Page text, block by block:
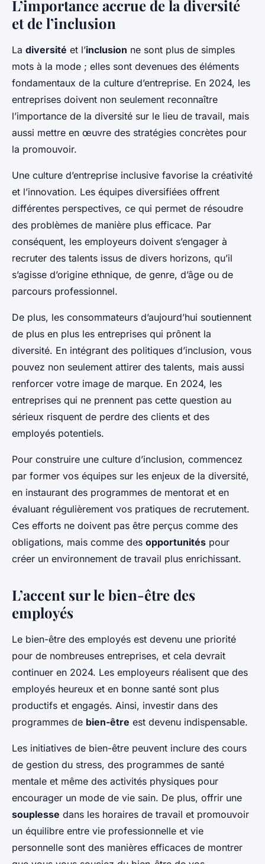
L’importance accrue de la diversité
et de l’inclusion
La diversité et l’inclusion ne sont plus de simples
mots à la mode ; elles sont devenues des éléments
fondamentaux de la culture d’entreprise. En 2024, les
entreprises doivent non seulement reconnaître
l’importance de la diversité sur le lieu de travail, mais
aussi mettre en œuvre des stratégies concrètes pour
la promouvoir.
Une culture d’entreprise inclusive favorise la créativité
et l’innovation. Les équipes diversifiées offrent
différentes perspectives, ce qui permet de résoudre
des problèmes de manière plus efficace. Par
conséquent, les employeurs doivent s’engager à
recruter des talents issus de divers horizons, qu’il
s’agisse d’origine ethnique, de genre, d’âge ou de
parcours professionnel.
De plus, les consommateurs d’aujourd’hui soutiennent
de plus en plus les entreprises qui prônent la
diversité. En intégrant des politiques d’inclusion, vous
pouvez non seulement attirer des talents, mais aussi
renforcer votre image de marque. En 2024, les
entreprises qui ne prennent pas cette question au
sérieux risquent de perdre des clients et des
employés potentiels.
Pour construire une culture d’inclusion, commencez
par former vos équipes sur les enjeux de la diversité,
en instaurant des programmes de mentorat et en
évaluant régulièrement vos pratiques de recrutement.
Ces efforts ne doivent pas être perçus comme des
obligations, mais comme des opportunités pour
créer un environnement de travail plus enrichissant.
L’accent sur le bien-être des
employés
Le bien-être des employés est devenu une priorité
pour de nombreuses entreprises, et cela devrait
continuer en 2024. Les employeurs réalisent que des
employés heureux et en bonne santé sont plus
productifs et engagés. Ainsi, investir dans des
programmes de bien-être est devenu indispensable.
Les initiatives de bien-être peuvent inclure des cours
de gestion du stress, des programmes de santé
mentale et même des activités physiques pour
encourager un mode de vie sain. De plus, offrir une
souplesse dans les horaires de travail et promouvoir
un équilibre entre vie professionnelle et vie
personnelle sont des manières efficaces de montrer